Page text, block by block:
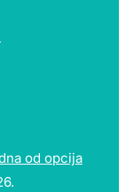
od opcija